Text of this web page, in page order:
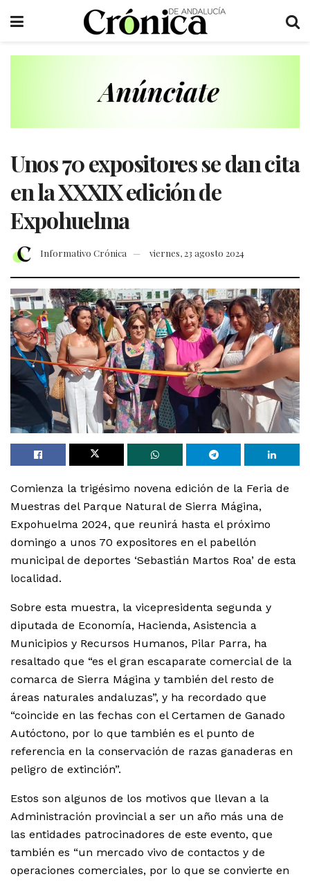
Unos 70 expositores se dan cita
en la XXXIX edición de
Expohuelma
Informativo Crónica viernes, 23 agosto 2024
Comienza la trigésimo novena edición de la Feria de
Muestras del Parque Natural de Sierra Mágina,
Expohuelma 2024, que reunirá hasta el próximo
domingo a unos 70 expositores en el pabellón
municipal de deportes ‘Sebastián Martos Roa’ de esta
localidad.
Sobre esta muestra, la vicepresidenta segunda y
diputada de Economía, Hacienda, Asistencia a
Municipios y Recursos Humanos, Pilar Parra, ha
resaltado que “es el gran escaparate comercial de la
comarca de Sierra Mágina y también del resto de
áreas naturales andaluzas”, y ha recordado que
“coincide en las fechas con el Certamen de Ganado
Autóctono, por lo que también es el punto de
referencia en la conservación de razas ganaderas en
peligro de extinción”.
Estos son algunos de los motivos que llevan a la
Administración provincial a ser un año más una de
las entidades patrocinadores de este evento, que
también es “un mercado vivo de contactos y de
operaciones comerciales, por lo que se convierte en